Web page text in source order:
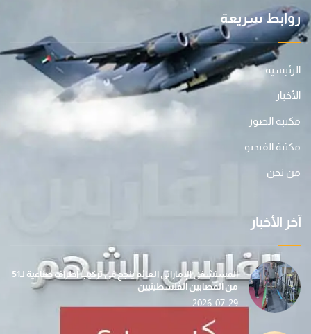
روابط سريعة
الرئيسية
الأخبار
مكتبة الصور
مكتبة الفيديو
من نحن
آخر الأخبار
المستشفى الإماراتي العائم ينجح في تركيب أطراف صناعية لـ51
من المصابين الفلسطينيين
2026-07-29